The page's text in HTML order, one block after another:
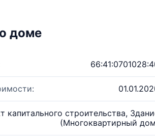
доме
капитального строительства,
(Многоквартирный